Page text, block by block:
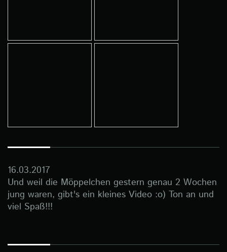
16.03.2017
Und weil die Möppelchen gestern genau 2 Wochen
jung waren, gibt's ein kleines Video :o) Ton an und
viel Spaß!!!